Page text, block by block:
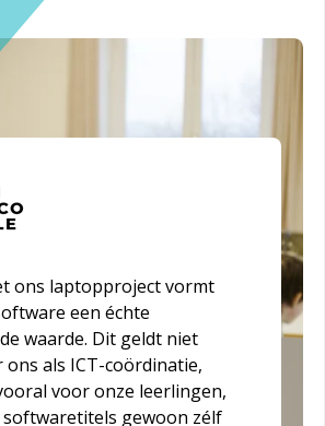
ons laptopproject vormt
een échte
waarde. Dit geldt niet
ons als ICT-coördinatie,
voor onze leerlingen,
softwaretitels gewoon zélf